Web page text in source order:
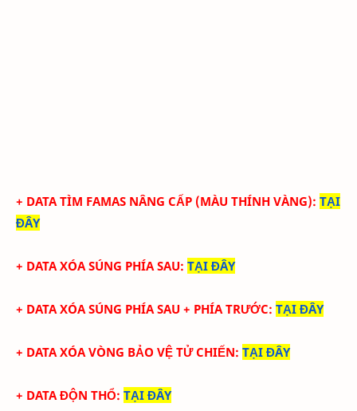
+ DATA TÌM FAMAS NÂNG CẤP (MÀU THÍNH VÀNG): TẠI
ĐÂY
+ DATA XÓA SÚNG PHÍA SAU: TẠI ĐÂY
+ DATA XÓA SÚNG PHÍA SAU + PHÍA TRƯỚC: TẠI ĐÂY
+ DATA XÓAVÒNG BẢO VỆ TỬ CHIẾN: TẠI ĐÂY
+ DATA ĐỘN THỔ: TẠI ĐÂY